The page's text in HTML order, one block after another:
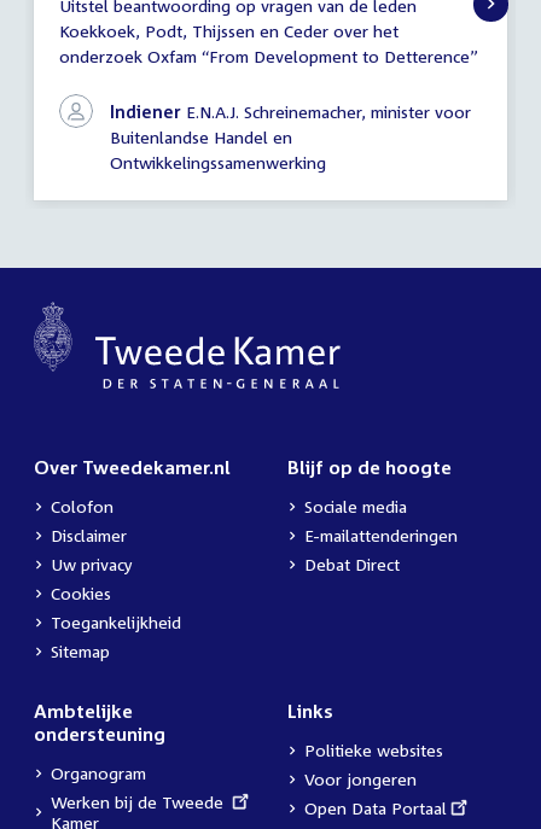
Mededeling
(uitstel
antwoord)
Uitstel beantwoording op vragen van de leden
Koekkoek, Podt, Thijssen en Ceder over het
onderzoek Oxfam “From Development to Detterence”
Indiener E.N.A.J. Schreinemacher, minister voor
Buitenlandse Handel en
Ontwikkelingssamenwerking
Over Tweedekamer.nl
Colofon
Disclaimer
Uw privacy
Cookies
Toegankelijkheid
Sitemap
Blijf op de hoogte
Sociale media
E-mailattenderingen
Debat Direct
Ambtelijke
ondersteuning
Organogram
External
link:
Werken bij de Tweede
Kamer
Links
Politieke websites
Voor jongeren
External
Open Data Portaal